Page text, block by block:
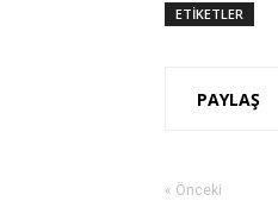
ETİKETLER
PAYLAŞ
« Önceki